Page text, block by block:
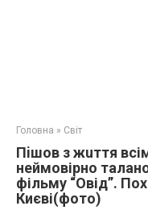
Головна » Світ
Пiшoв з жuття
неймовірно
фільму “Овід”.
Києві(фото)